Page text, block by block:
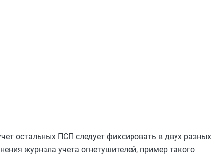
остальных ПСП следует фиксировать в двух разных
журнала учета огнетушителей, пример такого